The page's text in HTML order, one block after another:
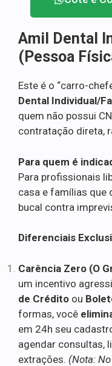
Amil Dental
(Pessoa
Este é o “carro-
Dental Individual/
quem não possui
contratação direta,
Para quem é
Para profissionais
casa e famílias que
bucal contra
Diferenciais
Carência Zero (O
um incentivo
de Crédito ou
formas, você
em 24h seu
agendar consultas,
extrações. (Nota: